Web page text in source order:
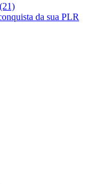
da sua PLR